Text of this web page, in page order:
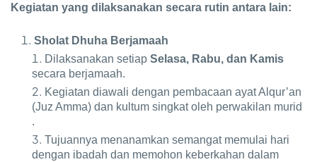
Kegiatan yang dilaksanakan secara rutin antara lain:
Sholat Dhuha Berjamaah
Dilaksanakan setiap Selasa, Rabu, dan Kamis
secara berjamaah.
Kegiatan diawali dengan pembacaan ayat Alqur’an
(Juz Amma) dan kultum singkat oleh perwakilan murid
.
Tujuannya menanamkan semangat memulai hari
dengan ibadah dan memohon keberkahan dalam